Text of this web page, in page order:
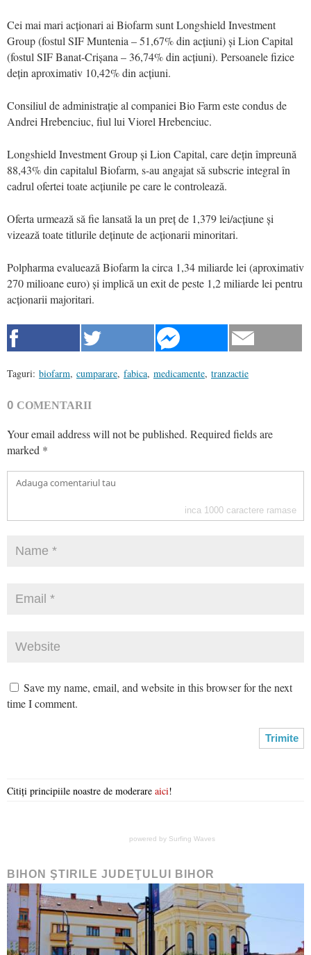
Cei mai mari acționari ai Biofarm sunt Longshield Investment
Group (fostul SIF Muntenia – 51,67% din acțiuni) și Lion Capital
(fostul SIF Banat-Crișana – 36,74% din acțiuni). Persoanele fizice
dețin aproximativ 10,42% din acțiuni.
Consiliul de administrație al companiei Bio Farm este condus de
Andrei Hrebenciuc, fiul lui Viorel Hrebenciuc.
Longshield Investment Group și Lion Capital, care dețin împreună
88,43% din capitalul Biofarm, s-au angajat să subscrie integral în
cadrul ofertei toate acțiunile pe care le controlează.
Oferta urmează să fie lansată la un preț de 1,379 lei/acțiune și
vizează toate titlurile deținute de acționarii minoritari.
Polpharma evaluează Biofarm la circa 1,34 miliarde lei (aproximativ
270 milioane euro) și implică un exit de peste 1,2 miliarde lei pentru
acționarii majoritari.
Taguri: biofarm, cumparare, fabica, medicamente, tranzactie
0 COMENTARII
Your email address will not be published. Required fields are
marked *
inca 1000 caractere ramase
Save my name, email, and website in this browser for the next
time I comment.
Citiți principiile noastre de moderare aici!
powered by Surfing Waves
BIHON ŞTIRILE JUDEŢULUI BIHOR